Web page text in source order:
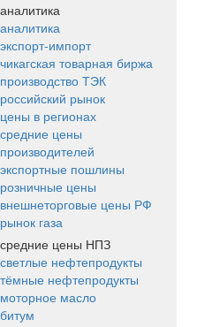
аналитика
аналитика
экспорт-импорт
чикагская товарная биржа
производство ТЭК
российский рынок
цены в регионах
средние цены
производителей
экспортные пошлины
розничные цены
внешнеторговые цены РФ
рынок газа
средние цены НПЗ
светлые нефтепродукты
тёмные нефтепродукты
моторное масло
битум